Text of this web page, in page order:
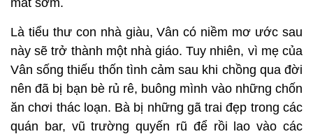
mất sớm.
Là tiểu thư con nhà giàu, Vân có niềm mơ ước sau
này sẽ trở thành một nhà giáo. Tuy nhiên, vì mẹ của
Vân sống thiếu thốn tình cảm sau khi chồng qua đời
nên đã bị bạn bè rủ rê, buông mình vào những chốn
ăn chơi thác loạn. Bà bị những gã trai đẹp trong các
quán bar, vũ trường quyến rũ để rồi lao vào các